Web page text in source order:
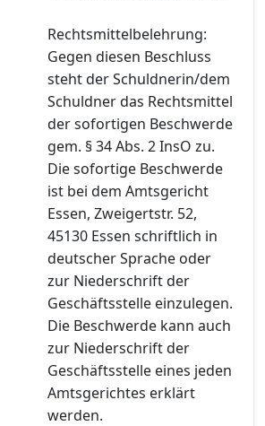
Rechtsmittelbelehrung:
Gegen diesen Beschluss
steht der Schuldnerin/dem
Schuldner das Rechtsmittel
der sofortigen Beschwerde
gem. § 34 Abs. 2 InsO zu.
Die sofortige Beschwerde
ist bei dem Amtsgericht
Essen, Zweigertstr. 52,
45130 Essen schriftlich in
deutscher Sprache oder
zur Niederschrift der
Geschäftsstelle einzulegen.
Die Beschwerde kann auch
zur Niederschrift der
Geschäftsstelle eines jeden
Amtsgerichtes erklärt
werden.